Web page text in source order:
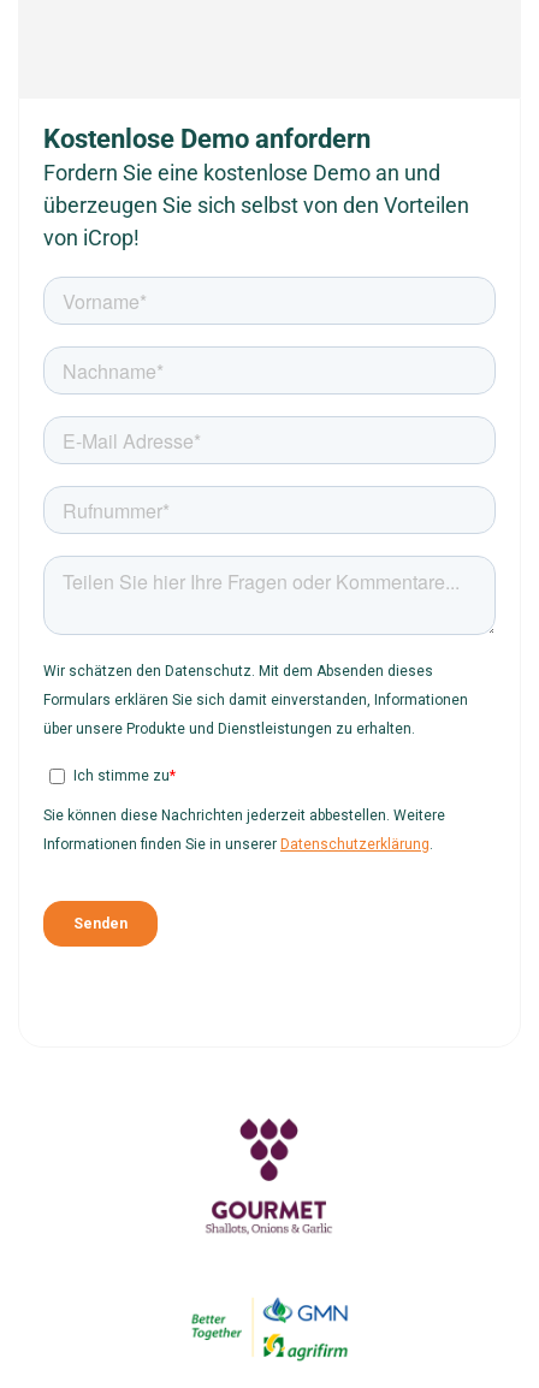
Kostenlose Demo anfordern
Fordern Sie eine kostenlose Demo an und
überzeugen Sie sich selbst von den Vorteilen
von iCrop!